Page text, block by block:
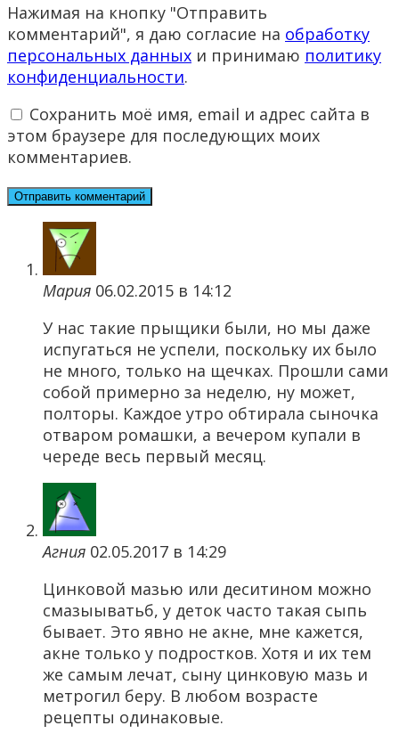
Нажимая на кнопку "Отправить
комментарий", я даю согласие на обработку
персональных данных и принимаю политику
конфиденциальности.
Сохранить моё имя, email и адрес сайта в
этом браузере для последующих моих
комментариев.
Мария 06.02.2015 в 14:12
У нас такие прыщики были, но мы даже
испугаться не успели, поскольку их было
не много, только на щечках. Прошли сами
собой примерно за неделю, ну может,
полторы. Каждое утро обтирала сыночка
отваром ромашки, а вечером купали в
череде весь первый месяц.
Агния 02.05.2017 в 14:29
Цинковой мазью или деситином можно
смазыыватьб, у деток часто такая сыпь
бывает. Это явно не акне, мне кажется,
акне только у подростков. Хотя и их тем
же самым лечат, сыну цинковую мазь и
метрогил беру. В любом возрасте
рецепты одинаковые.